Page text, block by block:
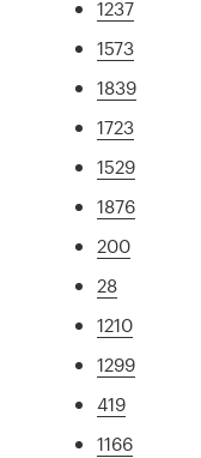
1237
1573
1839
1723
1529
1876
200
28
1210
1299
419
1166